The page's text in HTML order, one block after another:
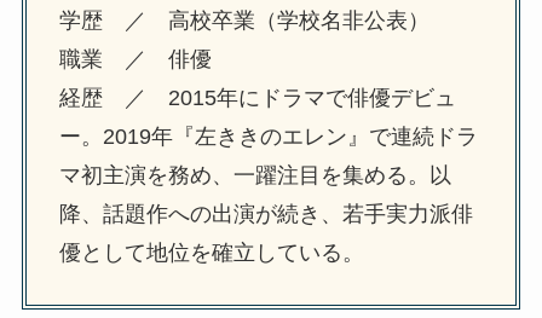
学歴 ／ 高校卒業（学校名非公表）
職業 ／ 俳優
経歴 ／ 2015年にドラマで俳優デビュ
ー。2019年『左ききのエレン』で連続ドラ
マ初主演を務め、一躍注目を集める。以
降、話題作への出演が続き、若手実力派俳
優として地位を確立している。